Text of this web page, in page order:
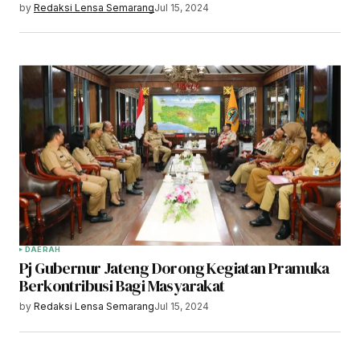
by Redaksi Lensa SemarangJul 15, 2024
DAERAH
Pj Gubernur Jateng Dorong Kegiatan Pramuka
Berkontribusi Bagi Masyarakat
by Redaksi Lensa SemarangJul 15, 2024